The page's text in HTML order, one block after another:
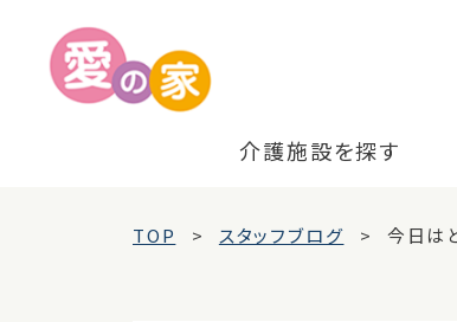
介護施設を探す
TOP スタッフブログ 今日は